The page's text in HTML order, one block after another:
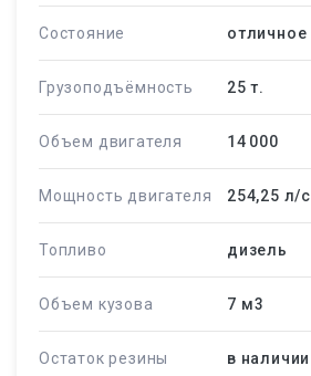
Состояние отличное
Грузоподъёмность 25 т.
Объем двигателя 14 000
Мощность двигателя 254,25 л/c
Топливо дизель
Объем кузова 7 м3
Остаток резины в наличии